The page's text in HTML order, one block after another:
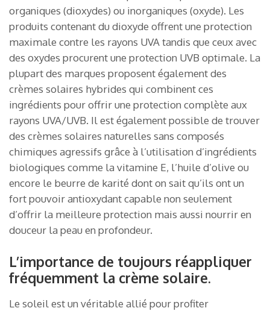
organiques (dioxydes) ou inorganiques (oxyde). Les
produits contenant du dioxyde offrent une protection
maximale contre les rayons UVA tandis que ceux avec
des oxydes procurent une protection UVB optimale. La
plupart des marques proposent également des
crèmes solaires hybrides qui combinent ces
ingrédients pour offrir une protection complète aux
rayons UVA/UVB. Il est également possible de trouver
des crèmes solaires naturelles sans composés
chimiques agressifs grâce à l’utilisation d’ingrédients
biologiques comme la vitamine E, l’huile d’olive ou
encore le beurre de karité dont on sait qu’ils ont un
fort pouvoir antioxydant capable non seulement
d’offrir la meilleure protection mais aussi nourrir en
douceur la peau en profondeur.
L’importance de toujours réappliquer
fréquemment la crème solaire.
Le soleil est un véritable allié pour profiter